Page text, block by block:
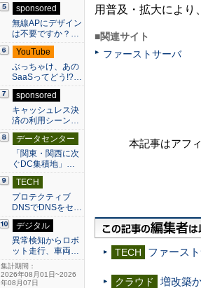
用普及・拡大により
■関連サイト
ファーストサーバ
本記事はアフ
TECH ファース
クラウド 増改築
sponsored
無線APにデザイン
は不要ですか？…
YouTube
ぶっちゃけ、あの
SaaSってどう!?…
sponsored
キャッシュレス決
済の利用シーン…
データセンター
「関東・関西に次
ぐDC集積地」…
TECH
プロテクティブ
DNSでDNSをセ…
デジタル
異常検知からロボ
ット走行、車両…
集計期間：
2026年08月01日~2026
年08月07日